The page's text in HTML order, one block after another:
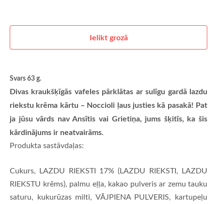
Ielikt grozā
Svars 63 g.
Divas kraukšķīgās vafeles pārklātas ar sulīgu gardā lazdu
riekstu krēma kārtu – Noccioli ļaus justies kā pasakā! Pat
ja jūsu vārds nav Ansītis vai Grietiņa, jums šķitīs, ka šis
kārdinājums ir neatvairāms.
Produkta sastāvdaļas:
Cukurs, LAZDU RIEKSTI 17% (LAZDU RIEKSTI, LAZDU
RIEKSTU krēms), palmu eļļa, kakao pulveris ar zemu tauku
saturu, kukurūzas milti, VĀJPIENA PULVERIS, kartupeļu